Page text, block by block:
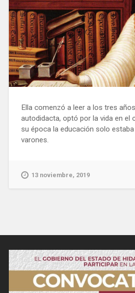
Ella comenzó a leer a los tres
autodidacta, optó por la vida en el
su época la educación solo
varones.
13 noviembre, 2019